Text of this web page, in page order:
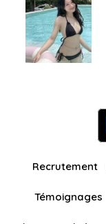
Recrutement
Témoignages